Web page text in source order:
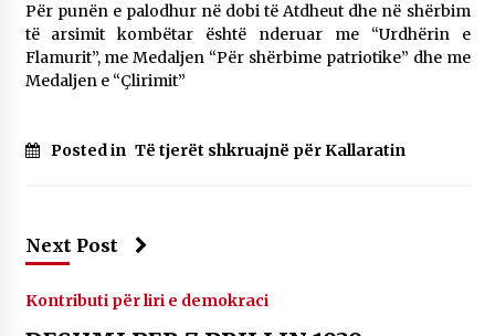
Për punën e palodhur në dobi të Atdheut dhe në shërbim
të arsimit kombëtar është nderuar me “Urdhërin e
Flamurit”, me Medaljen “Për shërbime patriotike” dhe me
Medaljen e “Çlirimit”
Posted in Të tjerët shkruajnë për Kallaratin
Next Post
Kontributi për liri e demokraci